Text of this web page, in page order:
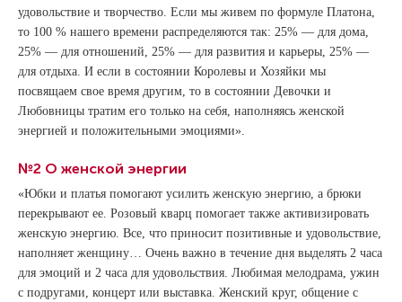
удовольствие и творчество. Если мы живем по формуле Платона,
то 100 % нашего времени распределяются так: 25% — для дома,
25% — для отношений, 25% — для развития и карьеры, 25% —
для отдыха. И если в состоянии Королевы и Хозяйки мы
посвящаем свое время другим, то в состоянии Девочки и
Любовницы тратим его только на себя, наполняясь женской
энергией и положительными эмоциями».
№2 О женской энергии
«Юбки и платья помогают усилить женскую энергию, а брюки
перекрывают ее. Розовый кварц помогает также активизировать
женскую энергию. Все, что приносит позитивные и удовольствие,
наполняет женщину… Очень важно в течение дня выделять 2 часа
для эмоций и 2 часа для удовольствия. Любимая мелодрама, ужин
с подругами, концерт или выставка. Женский круг, общение с